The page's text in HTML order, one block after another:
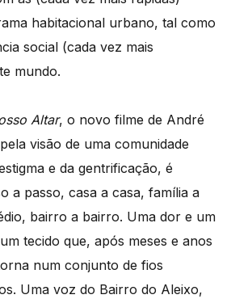
habitacional urbano, tal como
social (cada vez mais
mundo.
Altar, o novo filme de André
visão de uma comunidade
e da gentrificação, é
a passo, casa a casa, família a
bairro a bairro. Uma dor e um
tecido que, após meses e anos
num conjunto de fios
Uma voz do Bairro do Aleixo,